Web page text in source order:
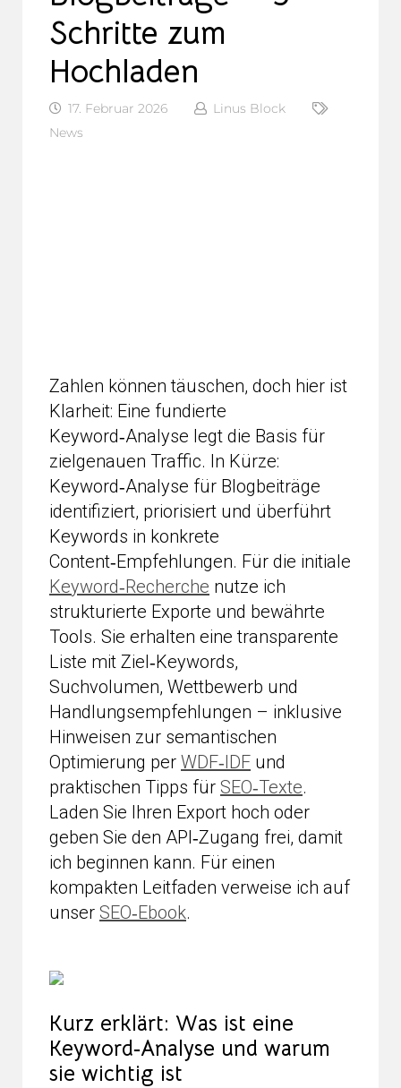
Schritte zum
Hochladen
17. Februar 2026
Linus Block
News
Zahlen können täuschen, doch hier ist
Klarheit: Eine fundierte
Keyword‑Analyse legt die Basis für
zielgenauen Traffic. In Kürze:
Keyword‑Analyse für Blogbeiträge
identifiziert, priorisiert und überführt
Keywords in konkrete
Content‑Empfehlungen. Für die initiale
Keyword‑Recherche nutze ich
strukturierte Exporte und bewährte
Tools. Sie erhalten eine transparente
Liste mit Ziel‑Keywords,
Suchvolumen, Wettbewerb und
Handlungsempfehlungen – inklusive
Hinweisen zur semantischen
Optimierung per WDF‑IDF und
praktischen Tipps für SEO‑Texte.
Laden Sie Ihren Export hoch oder
geben Sie den API‑Zugang frei, damit
ich beginnen kann. Für einen
kompakten Leitfaden verweise ich auf
unser SEO‑Ebook.
Kurz erklärt: Was ist eine
Keyword‑Analyse und warum
sie wichtig ist